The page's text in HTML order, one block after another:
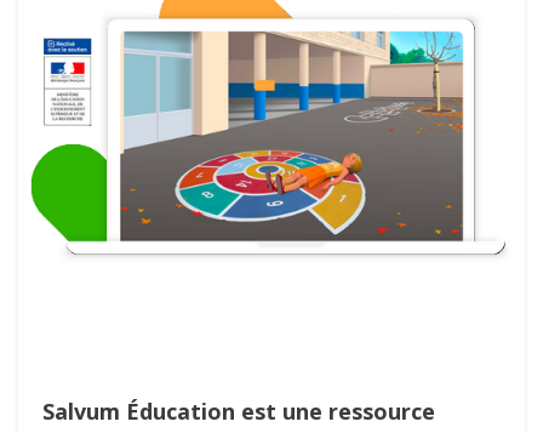
Salvum Éducation est une ressource